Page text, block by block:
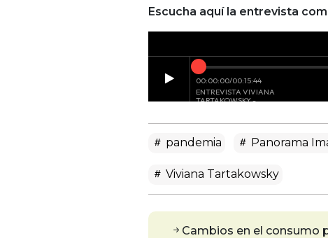
Escucha aquí la entrevista
pandemia Panorama
Viviana Tartakowsky
Cambios en el consumo